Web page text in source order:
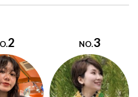
2 NO.3